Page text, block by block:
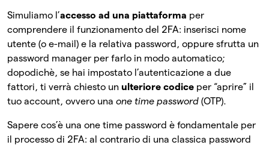
Simuliamo l’accesso ad una piattaforma per
comprendere il funzionamento del 2FA: inserisci nome
utente (o e-mail) e la relativa password, oppure sfrutta un
password manager per farlo in modo automatico;
dopodichè, se hai impostato l’autenticazione a due
fattori, ti verrà chiesto un ulteriore codice per “aprire” il
tuo account, ovvero una one time password (OTP).
Sapere cos’è una one time password è fondamentale per
il processo di 2FA: al contrario di una classica password